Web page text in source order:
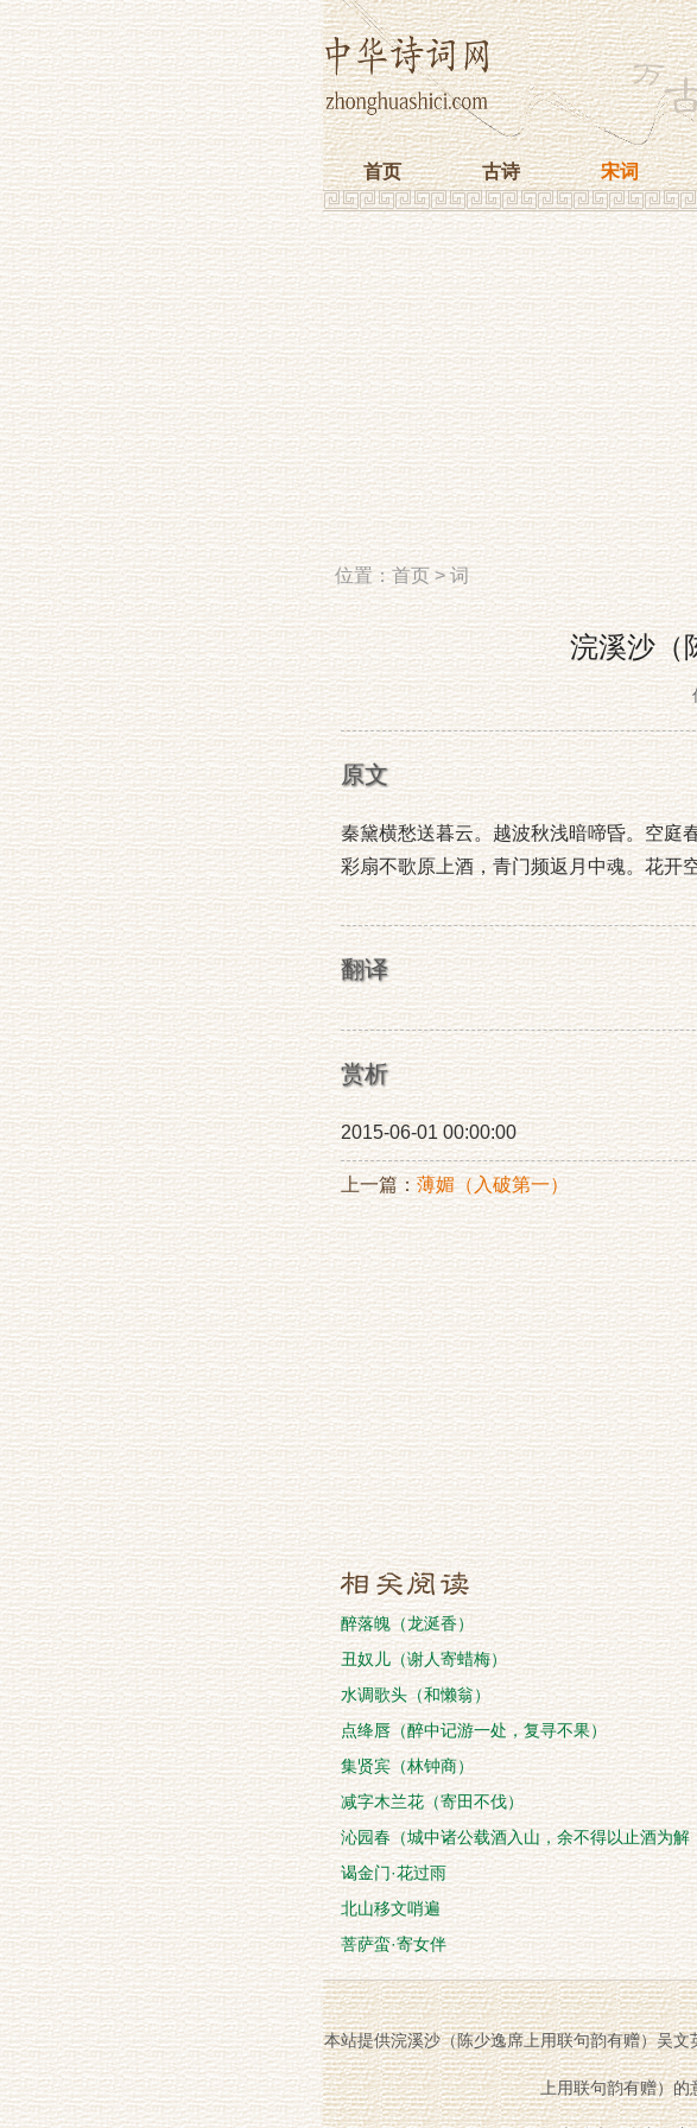
首页 古诗 宋词
位置：首页>词
浣溪沙（
原文
秦黛横愁送暮云。越波秋浅暗啼昏。空庭
彩扇不歌原上酒，青门频返月中魂。花开
翻译
赏析
2015-06-01 00:00:00
上一篇：薄媚（入破第一）
醉落魄（龙涎香）
丑奴儿（谢人寄蜡梅）
水调歌头（和懒翁）
点绛唇（醉中记游一处，复寻不果）
集贤宾（林钟商）
减字木兰花（寄田不伐）
沁园春（城中诸公载酒入山，余不得以止酒为解
谒金门·花过雨
北山移文哨遍
菩萨蛮·寄女伴
本站提供浣溪沙（陈少逸席上用联句韵有赠）吴
上用联句韵有赠）的